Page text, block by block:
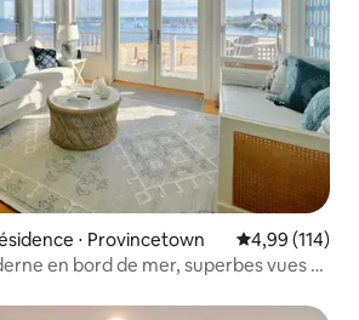
⋅ Provincetown Évaluation
4,99 (114)
en bord de mer, superbes vues et